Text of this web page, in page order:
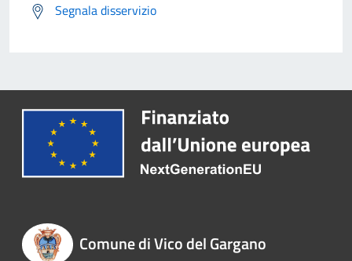
Segnala disservizio
Comune di Vico del Gargano